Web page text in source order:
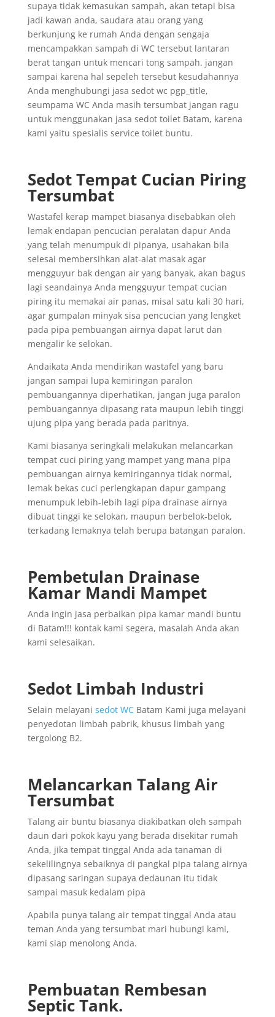
supaya tidak kemasukan sampah, akan tetapi bisa
jadi kawan anda, saudara atau orang yang
berkunjung ke rumah Anda dengan sengaja
mencampakkan sampah di WC tersebut lantaran
berat tangan untuk mencari tong sampah. jangan
sampai karena hal sepeleh tersebut kesudahannya
Anda menghubungi jasa sedot wc pgp_title,
seumpama WC Anda masih tersumbat jangan ragu
untuk menggunakan jasa sedot toilet Batam, karena
kami yaitu spesialis service toilet buntu.
Sedot Tempat Cucian Piring
Tersumbat
Wastafel kerap mampet biasanya disebabkan oleh
lemak endapan pencucian peralatan dapur Anda
yang telah menumpuk di pipanya, usahakan bila
selesai membersihkan alat-alat masak agar
mengguyur bak dengan air yang banyak, akan bagus
lagi seandainya Anda mengguyur tempat cucian
piring itu memakai air panas, misal satu kali 30 hari,
agar gumpalan minyak sisa pencucian yang lengket
pada pipa pembuangan airnya dapat larut dan
mengalir ke selokan.
Andaikata Anda mendirikan wastafel yang baru
jangan sampai lupa kemiringan paralon
pembuangannya diperhatikan, jangan juga paralon
pembuangannya dipasang rata maupun lebih tinggi
ujung pipa yang berada pada paritnya.
Kami biasanya seringkali melakukan melancarkan
tempat cuci piring yang mampet yang mana pipa
pembuangan airnya kemiringannya tidak normal,
lemak bekas cuci perlengkapan dapur gampang
menumpuk lebih-lebih lagi pipa drainase airnya
dibuat tinggi ke selokan, maupun berbelok-belok,
terkadang lemaknya telah berupa batangan paralon.
Pembetulan Drainase
Kamar Mandi Mampet
Anda ingin jasa perbaikan pipa kamar mandi buntu
di Batam!!! kontak kami segera, masalah Anda akan
kami selesaikan.
Sedot Limbah Industri
Selain melayani sedot WCBatam Kami juga melayani
penyedotan limbah pabrik, khusus limbah yang
tergolong B2.
Melancarkan Talang Air
Tersumbat
Talang air buntu biasanya diakibatkan oleh sampah
daun dari pokok kayu yang berada disekitar rumah
Anda, jika tempat tinggal Anda ada tanaman di
sekelilingnya sebaiknya di pangkal pipa talang airnya
dipasang saringan supaya dedaunan itu tidak
sampai masuk kedalam pipa
Apabila punya talang air tempat tinggal Anda atau
teman Anda yang tersumbat mari hubungi kami,
kami siap menolong Anda.
Pembuatan Rembesan
Septic Tank.